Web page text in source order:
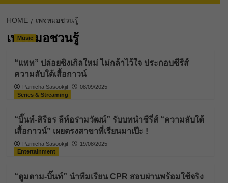
HOME เพจหมอชวนรู้
เพจหมอชวนรู้
Music
“แพท” ปล่อยซิงเกิลใหม่ ไม่กล้าไว้ใจ ประกอบซีรีส์
ความลับใต้เสื้อกาวน์
Parnicha Sasookjit
08/09/2025
Series & Streaming
“บิ๊นท์-สิรีธร ลีห์อร่ามวัฒน์” รับบทนำซีรี่ส์ “ความลับใต้
เสื้อกาวน์” เผยตรงสาขาที่เรียนมาเป๊ะ !
Parnicha Sasookjit
19/08/2025
Entertainment
“ตูมตาม-บิ๊นท์” นำทีมเรียน CPR สอบผ่านพร้อมใช้จริง